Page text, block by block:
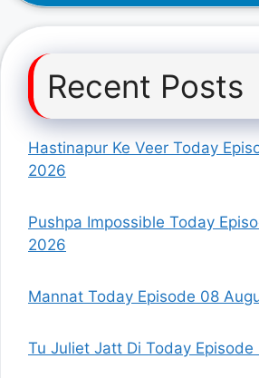
Recent Posts
Hastinapur Ke Veer Today
2026
Pushpa Impossible Today
2026
Mannat Today Episode 08
Tu Juliet Jatt Di Today